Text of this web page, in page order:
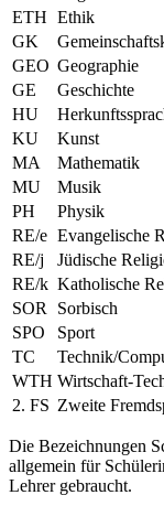
ETH Ethik
GK
GEO Geographie
GE
Geschichte
HU
KU
Kunst
MA
Mathematik
MU
Musik
PH
Physik
RE/e Evangelische
RE/j
Jüdische
RE/k Katholische
SOR
Sorbisch
SPO
Sport
TC
Technik/
WTH Wirtschaft-
2. FS Zweite
Die Bezeichnungen
allgemein für
Lehrer gebraucht.